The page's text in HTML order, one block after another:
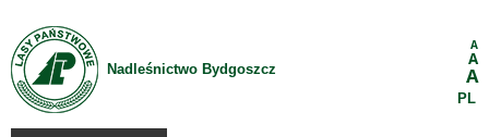
Skip to Content
Nadleśnictwo Bydgoszcz
A
A
A
PL